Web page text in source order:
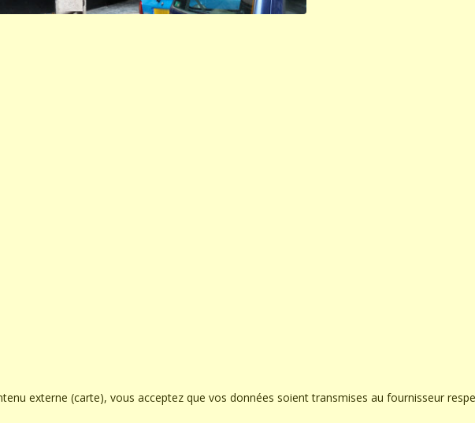
externe (carte), vous acceptez que vos données soient transmises au fournisseur